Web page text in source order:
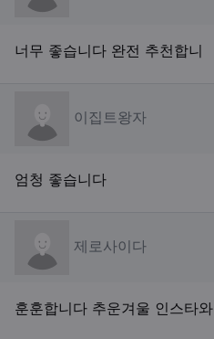
너무 좋습니다 완전 추천합니
이집트왕자
엄청 좋습니다
제로사이다
훈훈합니다 추운겨울 인스타와